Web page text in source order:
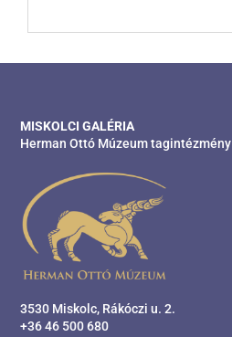
MISKOLCI GALÉRIA
Herman Ottó Múzeum tagintézmény
3530 Miskolc, Rákóczi u. 2.
+36 46 500 680